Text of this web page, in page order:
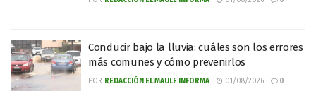
Conducir bajo la lluvia: cuáles son los errores
más comunes y cómo prevenirlos
POR REDACCIÓN EL MAULE INFORMA 01/08/2026 0